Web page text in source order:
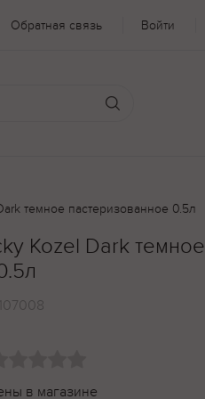
Обратная связь Войти
темное пастеризованное 0.5л
Kozel Dark темное
107008
в магазине